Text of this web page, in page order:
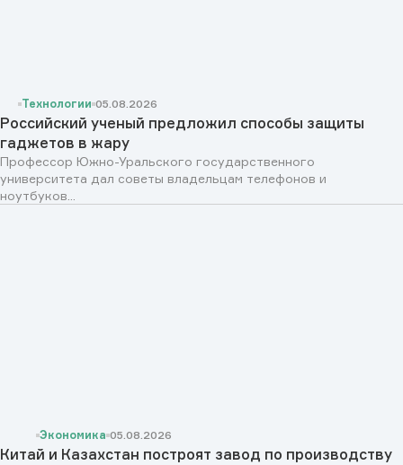
Технологии 05.08.2026
Российский ученый предложил способы защиты
гаджетов в жару
Профессор Южно-Уральского государственного
университета дал советы владельцам телефонов и
ноутбуков...
Экономика 05.08.2026
Китай и Казахстан построят завод по производству